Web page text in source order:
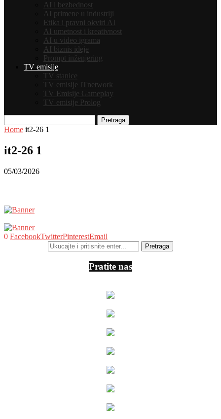
AI i bezbednost
AI primene u industriji
Etika i pravni okviri AI
AI umetnost i kreativnost
AI u video igrama
AI biznis ideje
Prompt inženjering
TV emisije
TV stanice
TV emisije ITnetwork
TV Emisije Gameplay
TV emisije Prolog
Pretraga
Home it2-26 1
it2-26 1
05/03/2026
0 FacebookTwitterPinterestEmail
Pratite nas